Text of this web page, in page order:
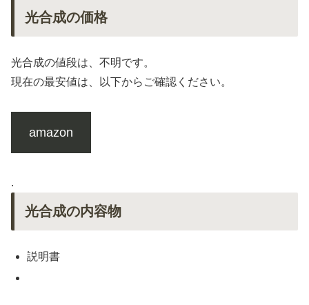
光合成の価格
光合成の値段は、不明です。
現在の最安値は、以下からご確認ください。
amazon
.
光合成の内容物
説明書